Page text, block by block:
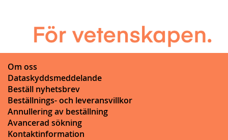
Om oss
Dataskyddsmeddelande
Beställ nyhetsbrev
Beställnings- och leveransvillkor
Annullering av beställning
Avancerad sökning
Kontaktinformation